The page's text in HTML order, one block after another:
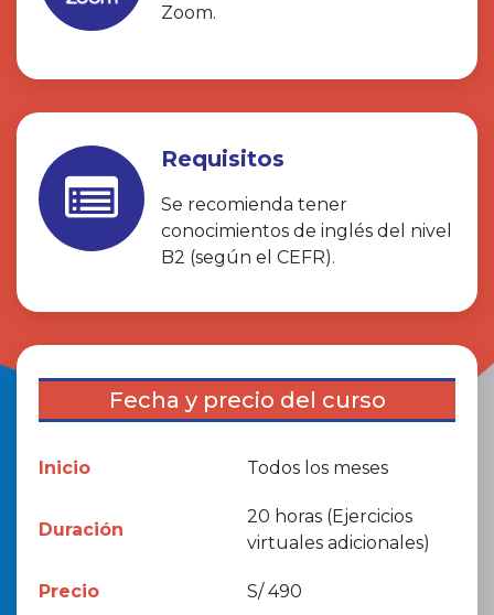
Zoom.
Requisitos
Se recomienda tener
conocimientos de inglés del nivel
B2 (según el CEFR).
Fecha y precio del curso
Inicio Todos los meses
Duración
20 horas (Ejercicios
virtuales adicionales)
Precio S/ 490